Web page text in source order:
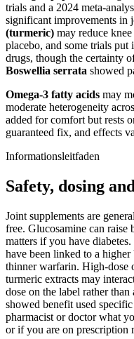
trials and a 2024 meta-
significant improvements in
(turmeric) may reduce
placebo, and some trials
drugs, though the certainty
Boswellia serrata showed
Omega-3 fatty acids may
moderate heterogeneity
added for comfort but rests
guaranteed fix, and effects
Informationsleitfaden
Safety, dosing
Joint supplements are
free. Glucosamine can raise
matters if you have
have been linked to a
thinner warfarin. High-dose
turmeric extracts may
dose on the label rather
showed benefit used
pharmacist or doctor what
or if you are on prescription